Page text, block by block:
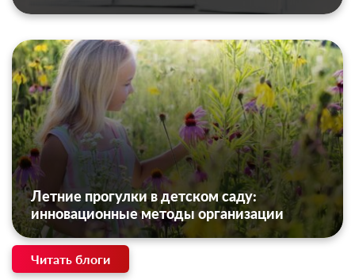
Летние прогулки в детском саду:
инновационные методы организации
Читать блоги